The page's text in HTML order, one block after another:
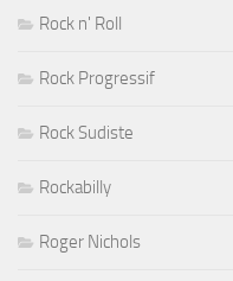
Rock n' Roll
Rock Progressif
Rock Sudiste
Rockabilly
Roger Nichols